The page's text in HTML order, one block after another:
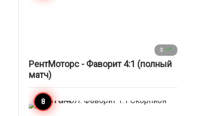
3 
РентМоторс - Фаворит 4:1 (полный
матч)